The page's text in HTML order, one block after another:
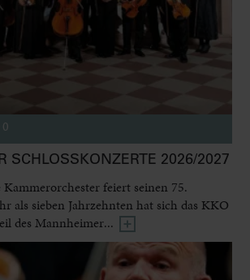
0
SCHLOSSKONZERTE 2026/2027
feiert seinen 75.
als sieben Jahrzehnten hat sich das KKO
des Mannheimer...